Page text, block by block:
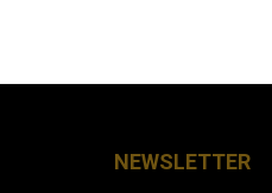
NEWSLETTER